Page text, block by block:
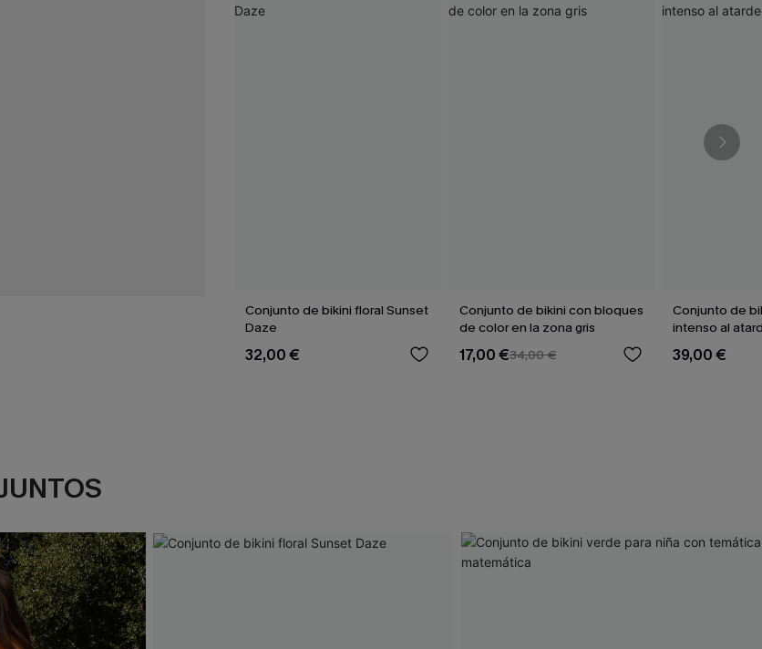
Conjunto de bikini floral Sunset
Daze
32,00 €
Conjunto de bikini con bloques
de color en la zona gris
17,00 €34,00 €
Conjunto de
intenso al
39,00 €